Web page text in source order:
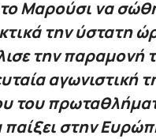
Μαρούσι να
την ύστατη
την παραμονή
αγωνιστική
του
παίξει στην